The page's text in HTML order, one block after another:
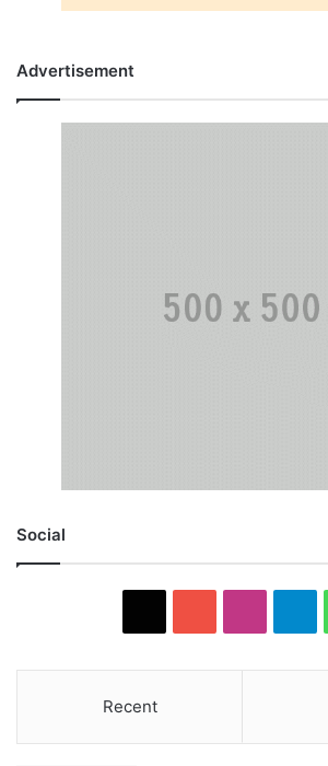
Advertisement
Social
Recent